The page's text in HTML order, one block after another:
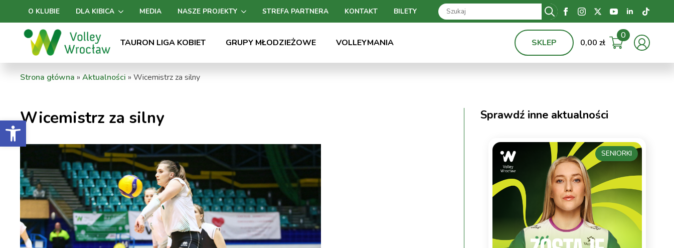
Otwórz pasek narzędzi
O KLUBIE DLA KIBICA MEDIA NASZE PROJEKTY STREFA PARTNERA KONTAKT BILETY
Search
for:
TAURON LIGA KOBIET
GRUPY MŁODZIEŻOWE VOLLEYMANIA SKLEP 0,00 zł
0
Strona główna » Aktualności » Wicemistrz za silny
Wicemistrz za silny Sprawdź inne aktualności
SENIORKI